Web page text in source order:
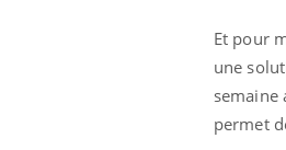
Et pour
une
semaine
permet